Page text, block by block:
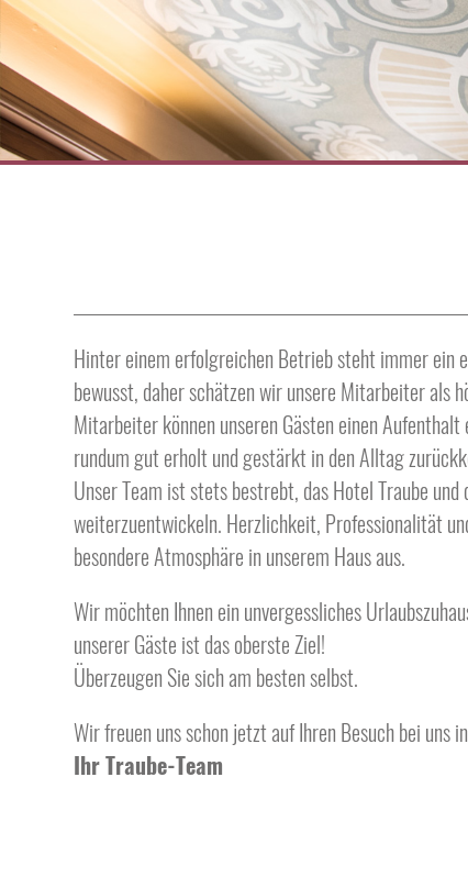
Hinter einem erfolgreichen Betrieb steht immer ein
bewusst, daher schätzen wir unsere Mitarbeiter als
Mitarbeiter können unseren Gästen einen
rundum gut erholt und gestärkt in den Alltag
Unser Team ist stets bestrebt, das Hotel Traube und
weiterzuentwickeln. Herzlichkeit, Professionalität
besondere Atmosphäre in unserem Haus aus.
Wir möchten Ihnen ein unvergessliches
unserer Gäste ist das oberste Ziel!
Überzeugen Sie sich am besten selbst.
Wir freuen uns schon jetzt auf Ihren Besuch bei uns
Ihr Traube-Team